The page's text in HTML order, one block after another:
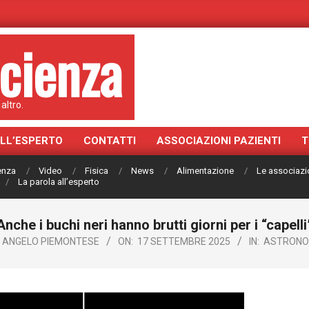
CONTATTI ASSOCIAZIONI PAZIENTI
Video Fisica News Alimentazione
Le
La parola all’esperto
i buchi neri hanno brutti giorni per i
ANGELO PIEMONTESE ON: 17 SETTEMBRE 2025 IN: